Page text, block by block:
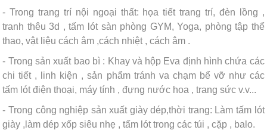
- Trong trang trí nội ngoại thất: họa tiết trang trí, đèn lồng ,
tranh thêu 3d , tấm lót sàn phòng GYM, Yoga, phòng tập thể
thao, vật liệu cách âm ,cách nhiệt , cách âm .
- Trong sản xuất bao bì : Khay và hộp Eva định hình chứa các
chi tiết , linh kiện , sản phẩm tránh va chạm bể vỡ như các
tấm lót điện thoại, máy tính , đựng nước hoa , trang sức v.v...
- Trong công nghiệp sản xuất giày dép,thời trang: Làm tấm lót
giày ,làm dép xốp siêu nhẹ , tấm lót trong các túi , cặp , balo.